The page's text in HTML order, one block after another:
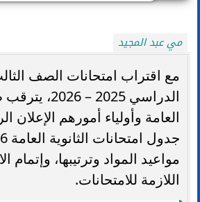
مي عبد المجيد
مع اقتراب امتحانات الصف
الدراسي 2025 –
العامة وأولياء أمورهم
مواعيد المواد وترتيبها، وإتمام
اللازمة للامتحانات.